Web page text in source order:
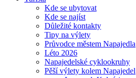
Kde se ubytovat
Kde se najíst
Důležité kontakty
Tipy na výlety
Průvodce městem Napajedla
Léto 2026
Napajedelské cyklookruhy
Pěší výlety kolem Napajedel